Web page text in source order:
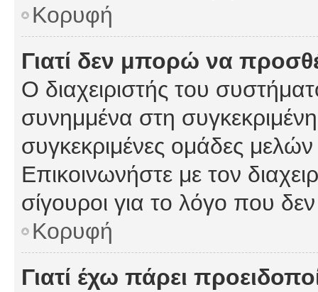
Κορυφή
Γιατί δεν μπορώ να
Ο διαχειριστής του
συνημμένα στη
συγκεκριμένες ομάδες
Επικοινωνήστε με τον
σίγουροι για το λόγο που
Κορυφή
Γιατί έχω πάρει